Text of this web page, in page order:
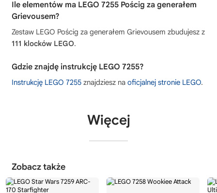
Ile elementów ma LEGO 7255 Pościg za generałem
Grievousem?
Zestaw LEGO Pościg za generałem Grievousem zbudujesz z
111 klocków LEGO.
Gdzie znajdę instrukcję LEGO 7255?
Instrukcję LEGO 7255 znajdziesz na oficjalnej stronie LEGO.
Więcej
Zobacz także